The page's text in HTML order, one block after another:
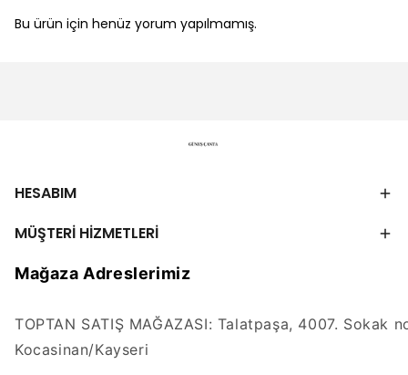
Bu ürün için henüz yorum yapılmamış.
HESABIM
MÜŞTERİ HİZMETLERİ
Mağaza Adreslerimiz
TOPTAN SATIŞ MAĞAZASI: Talatpaşa, 4007. Sokak
Kocasinan/Kayseri